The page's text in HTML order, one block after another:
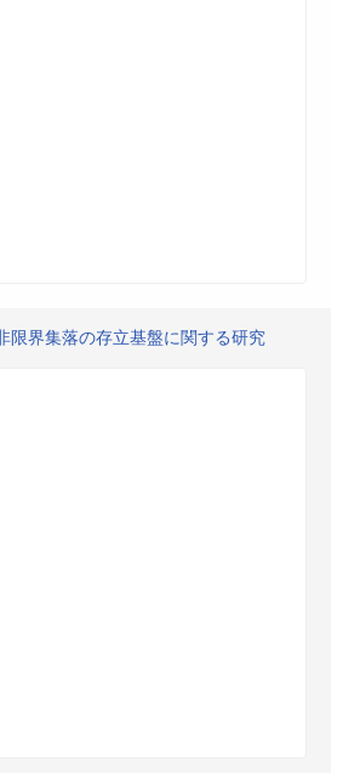
限界集落の存立基盤に関する研究